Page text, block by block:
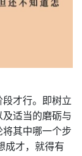
才行。即树立
适当的磨砺与
其中哪一个步
成才，就得有